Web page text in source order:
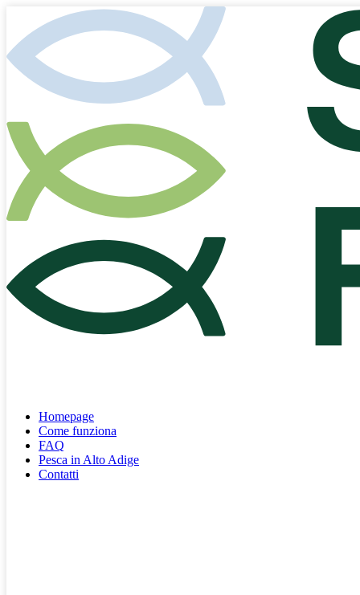
Homepage
Come funziona
FAQ
Pesca in Alto Adige
Contatti